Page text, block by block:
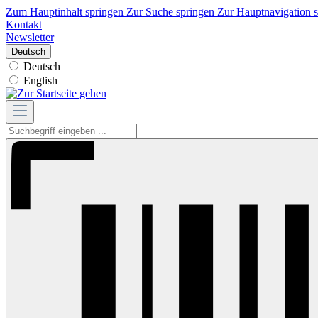
Zum Hauptinhalt springen Zur Suche springen Zur Hauptnavigation
Kontakt
Newsletter
Deutsch
Deutsch
English